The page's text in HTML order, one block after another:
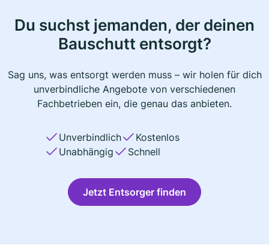
Du suchst jemanden, der deinen
Bauschutt entsorgt?
Sag uns, was entsorgt werden muss – wir holen für dich
unverbindliche Angebote von verschiedenen
Fachbetrieben ein, die genau das anbieten.
Unverbindlich
Kostenlos
Unabhängig
Schnell
Jetzt Entsorger finden